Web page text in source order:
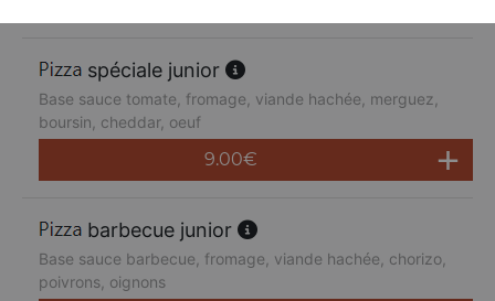
spéciale junior
Base sauce tomate, fromage, viande hachée, merguez,
boursin, cheddar, oeuf
9.00€
barbecue junior
Base sauce barbecue, fromage, viande hachée, chorizo,
poivrons, oignons